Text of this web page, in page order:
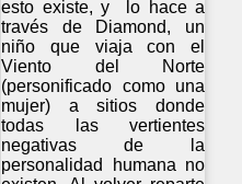
esto existe, y lo hace a
través de Diamond, un
niño que viaja con el
Viento del Norte
(personificado como una
mujer) a sitios donde
todas las vertientes
negativas de la
personalidad humana no